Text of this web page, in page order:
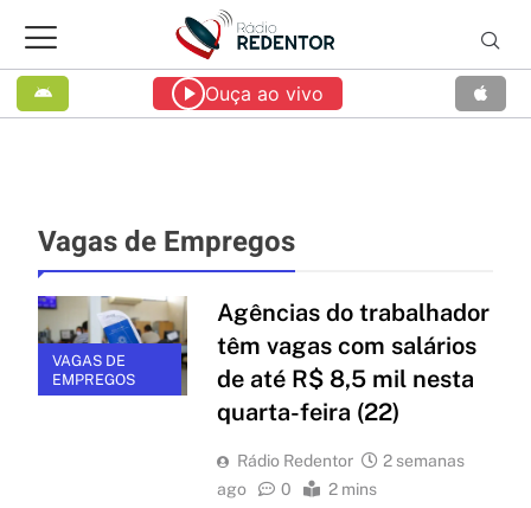
Ouça ao vivo
Vagas de Empregos
VAGAS DE
EMPREGOS
Agências do trabalhador
têm vagas com salários
de até R$ 8,5 mil nesta
quarta-feira (22)
Rádio Redentor
2 semanas
ago
0 2 mins